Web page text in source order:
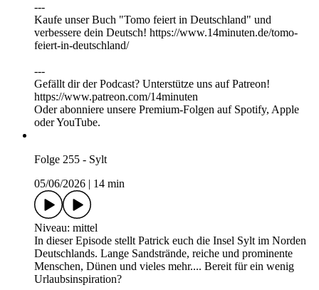
⁠⁠⁠⁠⁠⁠⁠⁠⁠⁠---
Kaufe unser Buch "Tomo feiert in Deutschland" und
verbessere dein Deutsch! https://www.14minuten.de/tomo-
feiert-in-deutschland/
---
Gefällt dir der Podcast? Unterstütze uns auf ⁠⁠⁠⁠⁠⁠⁠⁠⁠⁠⁠⁠Patreon⁠⁠⁠⁠⁠⁠⁠⁠⁠⁠⁠⁠!
https://www.patreon.com/14minuten
Oder abonniere unsere Premium-Folgen auf Spotify, Apple
oder YouTube.
Folge 255 - Sylt
05/06/2026
14 min
Niveau: mittel
In dieser Episode stellt Patrick euch die Insel Sylt im Norden
Deutschlands. Lange Sandstrände, reiche und prominente
Menschen, Dünen und vieles mehr.... Bereit für ein wenig
Urlaubsinspiration?